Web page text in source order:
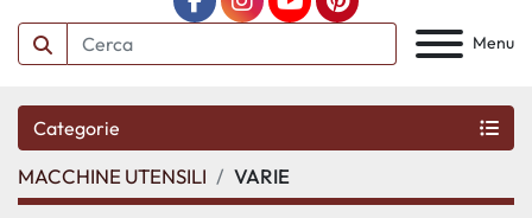
Menu
facebookinstagram
youtubepinterest
Categorie
MACCHINE UTENSILI VARIE